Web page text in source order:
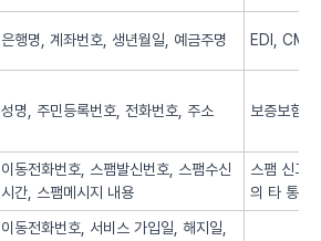
은행명, 계좌번호, 생년월일, 예금주명 EDI, CMS
성명, 주민등록번호, 전화번호, 주소 보증보험
이동전화번호, 스팸발신번호, 스팸수신
시간, 스팸메시지 내용
스팸 신고
의 타 통신
이동전화번호, 서비스 가입일, 해지일,